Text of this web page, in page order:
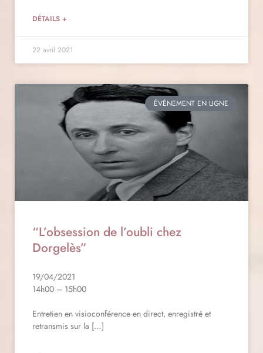
DÉTAILS +
22 avril 2021
ÉVÈNEMENT EN LIGNE
“L’obsession de l’oubli chez
Dorgelès”
19/04/2021
14h00 – 15h00
Entretien en visioconférence en direct, enregistré et
retransmis sur la […]